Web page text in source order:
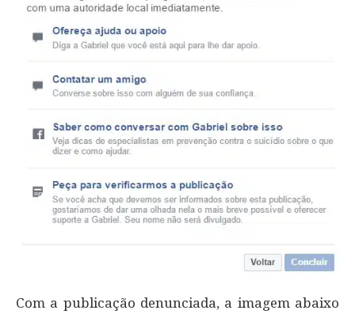
Com a publicação denunciada, a imagem abaixo